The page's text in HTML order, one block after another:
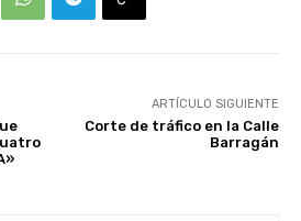
ARTÍCULO SIGUIENTE
Corte de tráfico en la Calle
Barragán